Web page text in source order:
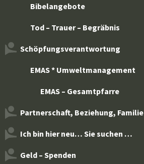
Bibelangebote
Tod – Trauer – Begräbnis
Schöpfungsverantwortung
EMAS * Umweltmanagement
EMAS – Gesamtpfarre
Partnerschaft, Beziehung, Familie
Ich bin hier neu… Sie suchen …
Geld – Spenden